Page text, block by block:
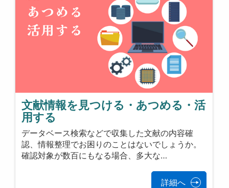
文献情報を見つける・あつめる・活
用する
データベース検索などで収集した文献の内容確
認、情報整理でお困りのことはないでしょうか。
確認対象が数百にもなる場合、多大な…
詳細へ